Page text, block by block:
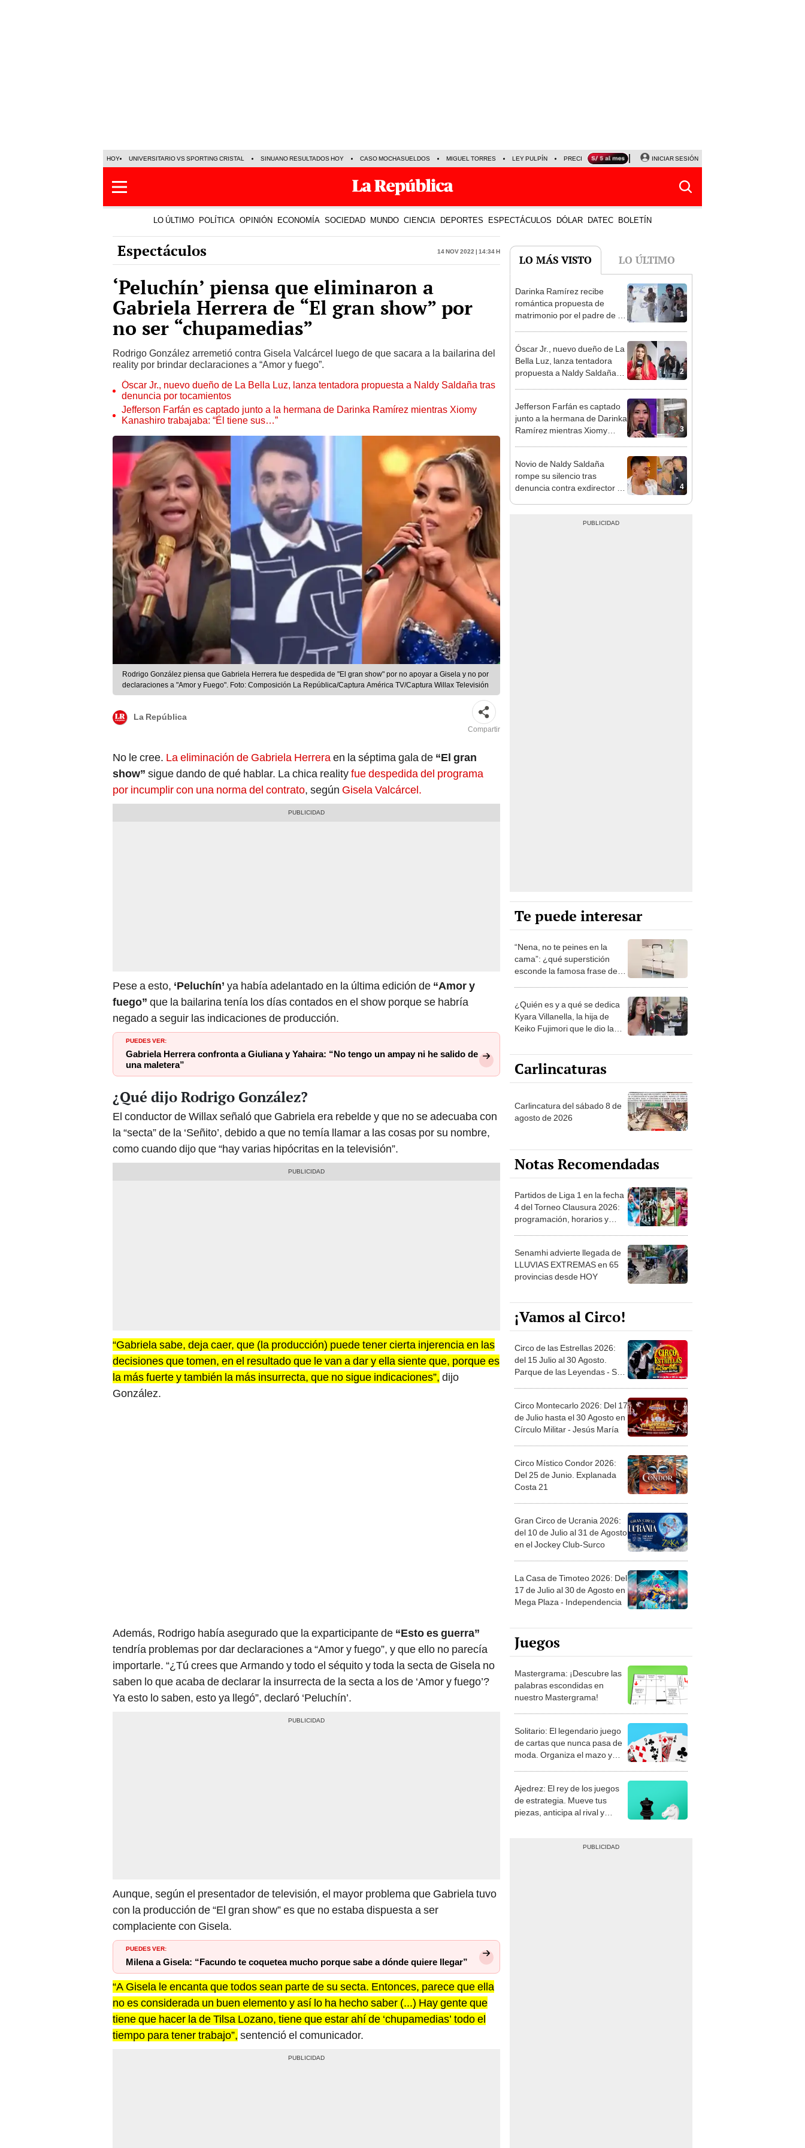
HOY UNIVERSITARIO VS SPORTING CRISTAL SINUANO RESULTADOS HOY CASO MOCHASUELDOS MIGUEL TORRES LEY PULPÍN PRECIO DEL DÓLAR CORTE DE LUZ VIERNES 7 DE AGOSTO
INICIAR SESIÓN
LO ÚLTIMO POLÍTICA OPINIÓN ECONOMÍA SOCIEDAD MUNDO CIENCIA DEPORTES ESPECTÁCULOS DÓLAR DATEC BOLETÍN
Espectáculos 14 Nov 2022 | 14:34 h
‘Peluchín’ piensa que eliminaron a
Gabriela Herrera de “El gran show” por
no ser “chupamedias”
Rodrigo González arremetió contra Gisela Valcárcel luego de que sacara a la bailarina del
reality por brindar declaraciones a “Amor y fuego”.
Óscar Jr., nuevo dueño de La Bella Luz, lanza tentadora propuesta a Naldy Saldaña tras
denuncia por tocamientos
Jefferson Farfán es captado junto a la hermana de Darinka Ramírez mientras Xiomy
Kanashiro trabajaba: “Él tiene sus…”
Rodrigo González piensa que Gabriela Herrera fue despedida de "El gran show" por no apoyar a Gisela y no por
declaraciones a "Amor y Fuego". Foto: Composición La República/Captura América TV/Captura Willax Televisión
La República
Compartir
No le cree. La eliminación de Gabriela Herreraen la séptima gala de “El gran
show” sigue dando de qué hablar. La chica realityfue despedida del programa
por incumplir con una norma del contrato, según Gisela Valcárcel.
Pese a esto, ‘Peluchín’ ya había adelantado en la última edición de “Amor y
fuego” que la bailarina tenía los días contados en el show porque se habría
negado a seguir las indicaciones de producción.
PUEDES VER:
Gabriela Herrera confronta a Giuliana y Yahaira: “No tengo un ampay ni he salido de
una maletera”
¿Qué dijo Rodrigo González?
El conductor de Willax señaló que Gabriela era rebelde y que no se adecuaba con
la “secta” de la ‘Señito’, debido a que no temía llamar a las cosas por su nombre,
como cuando dijo que “hay varias hipócritas en la televisión”.
“Gabriela sabe, deja caer, que (la producción) puede tener cierta injerencia en las
decisiones que tomen, en el resultado que le van a dar y ella siente que, porque es
la más fuerte y también la más insurrecta, que no sigue indicaciones”, dijo
González.
Además, Rodrigo había asegurado que la exparticipante de “Esto es guerra”
tendría problemas por dar declaraciones a “Amor y fuego”, y que ello no parecía
importarle. “¿Tú crees que Armando y todo el séquito y toda la secta de Gisela no
saben lo que acaba de declarar la insurrecta de la secta a los de ‘Amor y fuego’?
Ya esto lo saben, esto ya llegó”, declaró ‘Peluchín’.
Aunque, según el presentador de televisión, el mayor problema que Gabriela tuvo
con la producción de “El gran show” es que no estaba dispuesta a ser
complaciente con Gisela.
PUEDES VER:
Milena a Gisela: “Facundo te coquetea mucho porque sabe a dónde quiere llegar”
“A Gisela le encanta que todos sean parte de su secta. Entonces, parece que ella
no es considerada un buen elemento y así lo ha hecho saber (...) Hay gente que
tiene que hacer la de Tilsa Lozano, tiene que estar ahí de ‘chupamedias’ todo el
tiempo para tener trabajo”, sentenció el comunicador.
LO MÁS VISTO LO ÚLTIMO
1
Darinka Ramírez recibe
romántica propuesta de
matrimonio por el padre de su
2
Óscar Jr., nuevo dueño de La
Bella Luz, lanza tentadora
propuesta a Naldy Saldaña
tipo de ley”
3
Jefferson Farfán es captado
junto a la hermana de Darinka
Ramírez mientras Xiomy
4
Novio de Naldy Saldaña
rompe su silencio tras
denuncia contra exdirector de
Te puede interesar
“Nena, no te peines en la
cama”: ¿qué superstición
esconde la famosa frase de
¿Quién es y a qué se dedica
Kyara Villanella, la hija de
Keiko Fujimori que le dio la
Carlincaturas
Carlincatura del sábado 8 de
agosto de 2026
Notas Recomendadas
Partidos de Liga 1 en la fecha
4 del Torneo Clausura 2026:
programación, horarios y
Senamhi advierte llegada de
LLUVIAS EXTREMAS en 65
provincias desde HOY
¡Vamos al Circo!
Circo de las Estrellas 2026:
del 15 Julio al 30 Agosto.
Parque de las Leyendas - San
Circo Montecarlo 2026: Del 17
de Julio hasta el 30 Agosto en
Círculo Militar - Jesús María
Circo Místico Condor 2026:
Del 25 de Junio. Explanada
Costa 21
Gran Circo de Ucrania 2026:
del 10 de Julio al 31 de Agosto
en el Jockey Club-Surco
La Casa de Timoteo 2026: Del
17 de Julio al 30 de Agosto en
Mega Plaza - Independencia
Juegos
Mastergrama: ¡Descubre las
palabras escondidas en
nuestro Mastergrama!
Solitario: El legendario juego
de cartas que nunca pasa de
moda. Organiza el mazo y
Ajedrez: El rey de los juegos
de estrategia. Mueve tus
piezas, anticipa al rival y